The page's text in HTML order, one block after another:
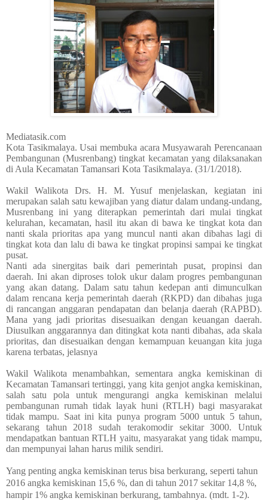
Mediatasik.com
Kota Tasikmalaya. Usai membuka acara Musyawarah Perencanaan
Pembangunan (Musrenbang) tingkat kecamatan yang dilaksanakan
di Aula Kecamatan Tamansari Kota Tasikmalaya. (31/1/2018).
Wakil Walikota Drs. H. M. Yusuf menjelaskan, kegiatan ini
merupakan salah satu kewajiban yang diatur dalam undang-undang,
Musrenbang ini yang diterapkan pemerintah dari mulai tingkat
kelurahan, kecamatan, hasil itu akan di bawa ke tingkat kota dan
nanti skala prioritas apa yang muncul nanti akan dibahas lagi di
tingkat kota dan lalu di bawa ke tingkat propinsi sampai ke tingkat
pusat.
Nanti ada sinergitas baik dari pemerintah pusat, propinsi dan
daerah. Ini akan diproses tolok ukur dalam progres pembangunan
yang akan datang. Dalam satu tahun kedepan anti dimunculkan
dalam rencana kerja pemerintah daerah (RKPD) dan dibahas juga
di rancangan anggaran pendapatan dan belanja daerah (RAPBD).
Mana yang jadi prioritas disesuaikan dengan keuangan daerah.
Diusulkan anggarannya dan ditingkat kota nanti dibahas, ada skala
prioritas, dan disesuaikan dengan kemampuan keuangan kita juga
karena terbatas, jelasnya
Wakil Walikota menambahkan, sementara angka kemiskinan di
Kecamatan Tamansari tertinggi, yang kita genjot angka kemiskinan,
salah satu pola untuk mengurangi angka kemiskinan melalui
pembangunan rumah tidak layak huni (RTLH) bagi masyarakat
tidak mampu. Saat ini kita punya program 5000 untuk 5 tahun,
sekarang tahun 2018 sudah terakomodir sekitar 3000. Untuk
mendapatkan bantuan RTLH yaitu, masyarakat yang tidak mampu,
dan mempunyai lahan harus milik sendiri.
Yang penting angka kemiskinan terus bisa berkurang, seperti tahun
2016 angka kemiskinan 15,6 %, dan di tahun 2017 sekitar 14,8 %,
hampir 1% angka kemiskinan berkurang, tambahnya. (mdt. 1-2).